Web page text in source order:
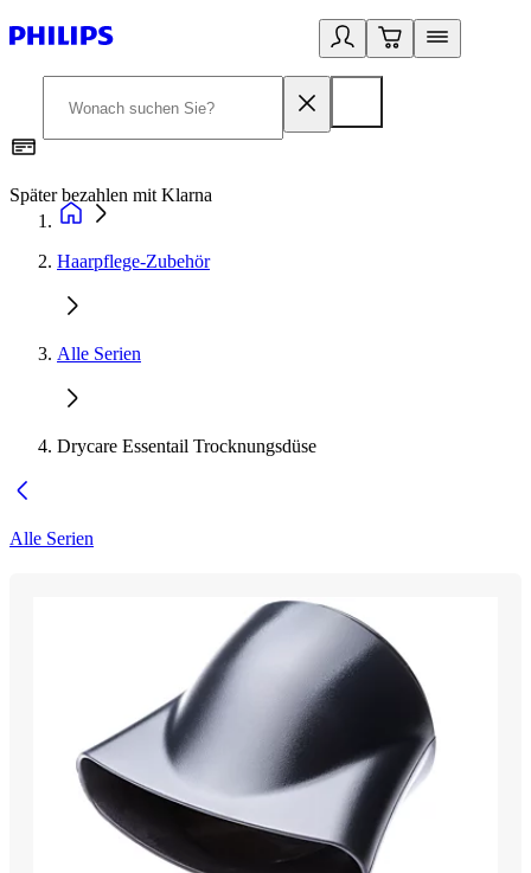
Später bezahlen mit Klarna
Haarpflege-Zubehör
Alle Serien
Drycare Essentail Trocknungsdüse
Alle Serien